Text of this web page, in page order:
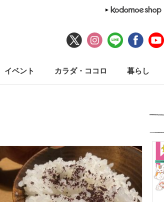
イベント カラダ・ココロ 暮らし